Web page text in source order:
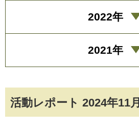
活動レポート 2024年11月
2022年
2021年